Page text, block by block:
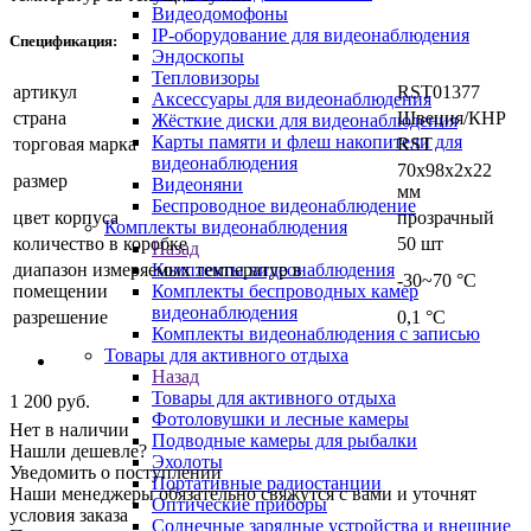
Видеодомофоны
IP-оборудование для видеонаблюдения
Эндоскопы
Тепловизоры
Аксессуары для видеонаблюдения
Жёсткие диски для видеонаблюдения
Карты памяти и флеш накопители для
видеонаблюдения
Видеоняни
Беспроводное видеонаблюдение
Комплекты видеонаблюдения
Назад
Комплекты видеонаблюдения
Комплекты беспроводных камер
видеонаблюдения
Комплекты видеонаблюдения с записью
Товары для активного отдыха
Назад
Товары для активного отдыха
Фотоловушки и лесные камеры
Подводные камеры для рыбалки
Эхолоты
Портативные радиостанции
Оптические приборы
Солнечные зарядные устройства и внешние
Спецификация:
артикул
RST01377
страна
Швеция/КНР
торговая марка
RST
размер
70х98х2х22
мм
цвет корпуса
прозрачный
количество в коробке
50 шт
диапазон измеряемых температур в
помещении
-30~70 °С
разрешение
0,1 °С
1 200 руб.
Нет в наличии
Нашли дешевле?
Уведомить о поступлении
Наши менеджеры обязательно свяжутся с вами и уточнят
условия заказа